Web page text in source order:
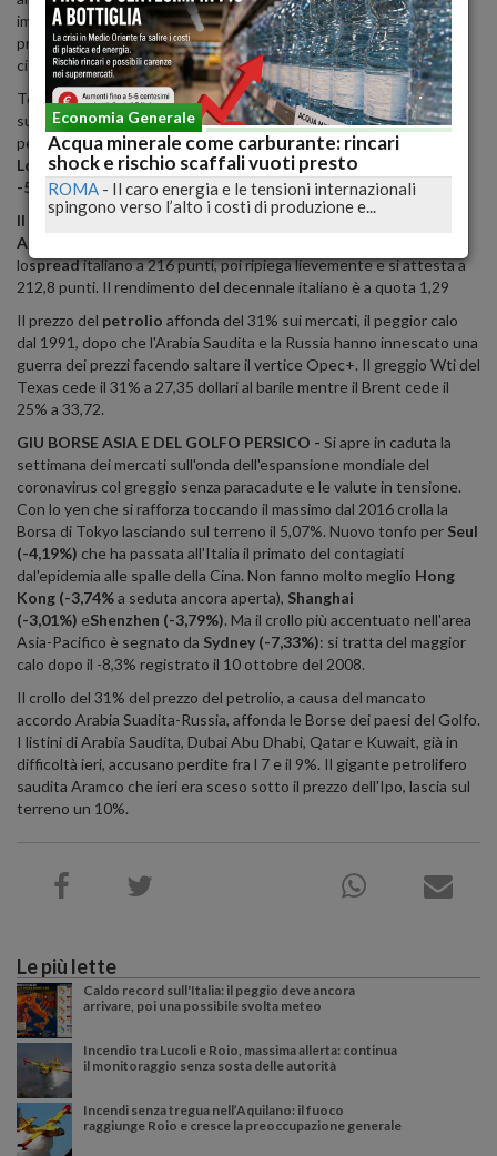
impallata (-4%) dalle vendite. Buona parte dei titoli del listino
principale non riusciva a fare prezzo segnando crolli teorici di due
cifre con Saipem in testa (-29%).
Tonfo in avvio comunque per tutte le principali Borse europee
sull'emergenza Coronavirus e il crollo del prezzo del
petrolio.Francoforte cede il 7,38% con il Dax a 10.690 punti.
Londra perde l'8,54% con il Ftse 100 a 5.910 punti. Madrid è a
-5,87% con l'Ibex a 7.884 punti. Parigi stenta a partire.
Il coronavirus e la guerra dei prezzi del petrolio scatenata da
Arabia Saudita e Russia affondano le borse mondiali.
lospreaditaliano a 216 punti, poi ripiega lievemente e si attesta a
212,8 punti. Il rendimento del decennale italiano è a quota 1,29
Il prezzo del petrolio affonda del 31% sui mercati, il peggior calo
dal 1991, dopo che l'Arabia Saudita e la Russia hanno innescato una
guerra dei prezzi facendo saltare il vertice Opec+. Il greggio Wti del
Texas cede il 31% a 27,35 dollari al barile mentre il Brent cede il
25% a 33,72.
GIU BORSE ASIA E DEL GOLFO PERSICO - Si apre in caduta la
settimana dei mercati sull'onda dell'espansione mondiale del
coronavirus col greggio senza paracadute e le valute in tensione.
Con lo yen che si rafforza toccando il massimo dal 2016 crolla la
Borsa di Tokyo lasciando sul terreno il 5,07%. Nuovo tonfo per Seul
(-4,19%) che ha passata all'Italia il primato del contagiati
dal'epidemia alle spalle della Cina. Non fanno molto meglio Hong
Kong (-3,74%a seduta ancora aperta), Shanghai
(-3,01%) eShenzhen (-3,79%). Ma il crollo più accentuato nell'area
Asia-Pacifico è segnato da Sydney (-7,33%): si tratta del maggior
calo dopo il -8,3% registrato il 10 ottobre del 2008.
Il crollo del 31% del prezzo del petrolio, a causa del mancato
accordo Arabia Suadita-Russia, affonda le Borse dei paesi del Golfo.
I listini di Arabia Saudita, Dubai Abu Dhabi, Qatar e Kuwait, già in
difficoltà ieri, accusano perdite fra l 7 e il 9%. Il gigante petrolifero
saudita Aramco che ieri era sceso sotto il prezzo dell'Ipo, lascia sul
terreno un 10%.
Le più lette
Caldo record sull'Italia: il peggio deve ancora
arrivare, poi una possibile svolta meteo
Incendio tra Lucoli e Roio, massima allerta: continua
il monitoraggio senza sosta delle autorità
Incendi senza tregua nell’Aquilano: il fuoco
raggiunge Roio e cresce la preoccupazione generale
Economia Generale
Acqua minerale come carburante: rincari
shock e rischio scaffali vuoti presto
ROMA - Il caro energia e le tensioni internazionali
spingono verso l’alto i costi di produzione e...